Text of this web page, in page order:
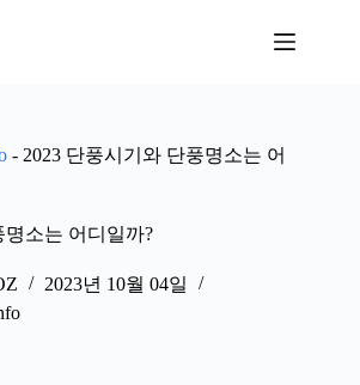
- 2023 단풍시기와 단풍명소는 어
명소는 어디일까?
2023년 10월 04일